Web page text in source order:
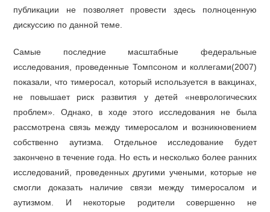
публикации не позволяет провести здесь полноценную
дискуссию по данной теме.
Самые последние масштабные федеральные
исследования, проведенные Томпсоном и коллегами(2007)
показали, что тимеросал, который используется в вакцинах,
не повышает риск развития у детей «неврологических
проблем». Однако, в ходе этого исследования не была
рассмотрена связь между тимеросалом и возникновением
собственно аутизма. Отдельное исследование будет
закончено в течение года. Но есть и несколько более ранних
исследований, проведенных другими учеными, которые не
смогли доказать наличие связи между тимеросалом и
аутизмом. И некоторые родители совершенно не